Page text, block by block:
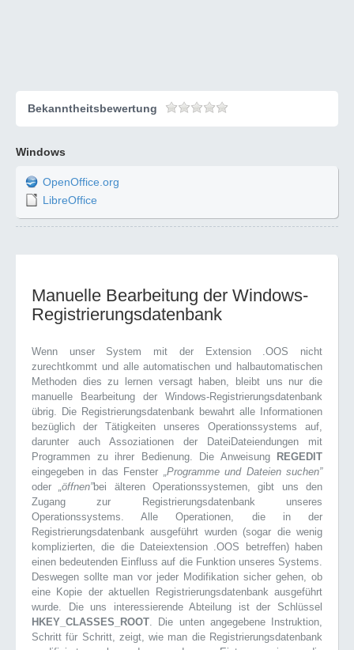
Bekanntheitsbewertung
Windows
OpenOffice.org
LibreOffice
Manuelle Bearbeitung der Windows-
Registrierungsdatenbank
Wenn unser System mit der Extension .OOS nicht
zurechtkommt und alle automatischen und halbautomatischen
Methoden dies zu lernen versagt haben, bleibt uns nur die
manuelle Bearbeitung der Windows-Registrierungsdatenbank
übrig. Die Registrierungsdatenbank bewahrt alle Informationen
bezüglich der Tätigkeiten unseres Operationssystems auf,
darunter auch Assoziationen der DateiDateiendungen mit
Programmen zu ihrer Bedienung. Die Anweisung
REGEDIT
eingegeben in das Fenster „Programme und Dateien suchen”
oder„öffnen”bei älteren Operationssystemen, gibt uns den
Zugang zur Registrierungsdatenbank unseres
Operationssystems. Alle Operationen, die in der
Registrierungsdatenbank ausgeführt wurden (sogar die wenig
komplizierten, die die Dateiextension .OOS betreffen) haben
einen bedeutenden Einfluss auf die Funktion unseres Systems.
Deswegen sollte man vor jeder Modifikation sicher gehen, ob
eine Kopie der aktuellen Registrierungsdatenbank ausgeführt
wurde. Die uns interessierende Abteilung ist der Schlüssel
HKEY_CLASSES_ROOT. Die unten angegebene Instruktion,
Schritt für Schritt, zeigt, wie man die Registrierungsdatenbank